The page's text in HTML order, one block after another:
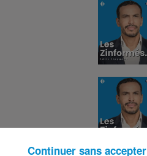
Continuer sans accepter